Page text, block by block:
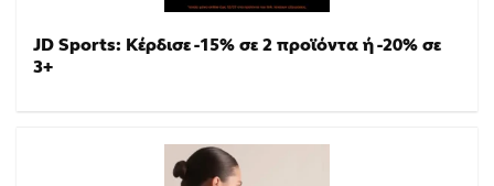
JD Sports: Κέρδισε -15% σε 2 προϊόντα ή -20% σε
3+